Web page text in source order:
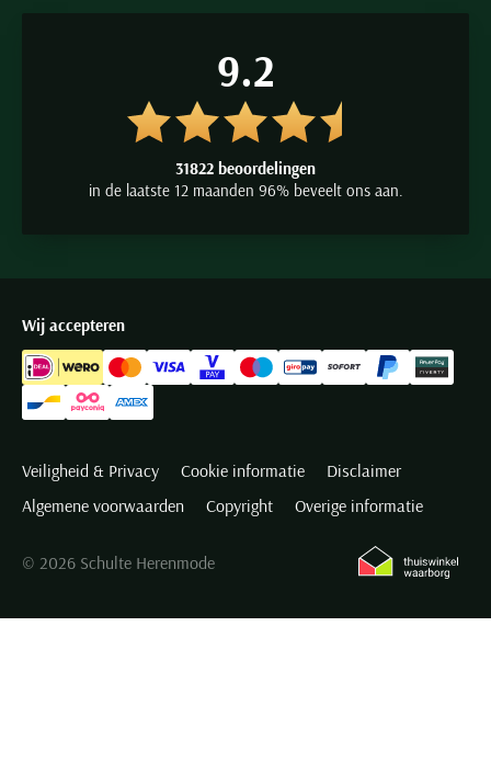
9.2
31822 beoordelingen
in de laatste 12 maanden 96% beveelt ons aan.
Wij accepteren
Veiligheid & Privacy Cookie informatie
Disclaimer
Algemene voorwaarden
Copyright Overige informatie
© 2026 Schulte Herenmode